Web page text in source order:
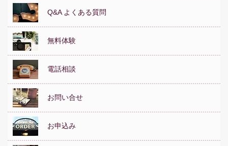
Q&A よくある質問
無料体験
電話相談
お問い合せ
お申込み